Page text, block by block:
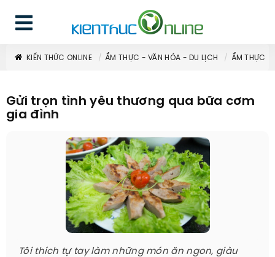
KIẾN THỨC ONLINE ẨM THỰC - VĂN HÓA - DU LỊCH ẨM THỰC
Gửi trọn tình yêu thương qua bữa cơm
gia đình
Tôi thích tự tay làm những món ăn ngon, giàu